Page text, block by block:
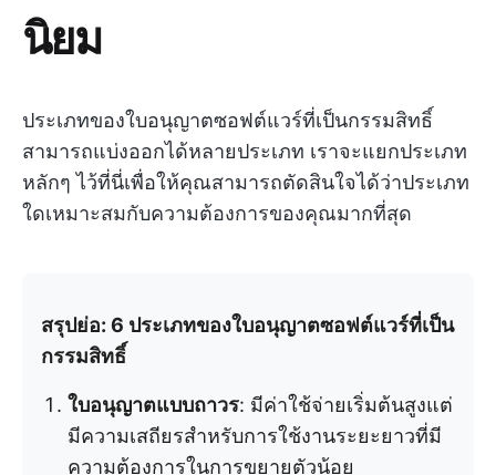
นิยม
ประเภทของใบอนุญาตซอฟต์แวร์ที่เป็นกรรมสิทธิ์
สามารถแบ่งออกได้หลายประเภท เราจะแยกประเภท
หลักๆ ไว้ที่นี่เพื่อให้คุณสามารถตัดสินใจได้ว่าประเภท
ใดเหมาะสมกับความต้องการของคุณมากที่สุด
สรุปย่อ: 6 ประเภทของใบอนุญาตซอฟต์แวร์ที่เป็น
กรรมสิทธิ์
ใบอนุญาตแบบถาวร: มีค่าใช้จ่ายเริ่มต้นสูงแต่
มีความเสถียรสำหรับการใช้งานระยะยาวที่มี
ความต้องการในการขยายตัวน้อย